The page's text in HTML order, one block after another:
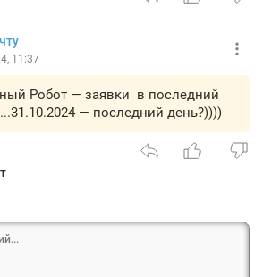
11:37
Робот — заявки в последний
— последний день?))))